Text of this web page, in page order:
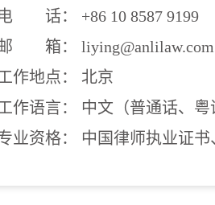
话： +86 10 8587 9199
箱： liying@anlilaw.com
作地点： 北京
作语言： 中文（普通话、粤
业资格： 中国律师执业证